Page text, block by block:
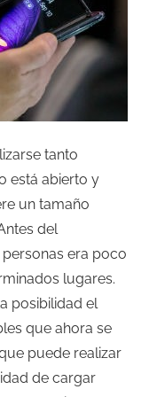
tanto
está abierto y
un tamaño
del
era poco
lugares.
posibilidad el
que ahora se
puede realizar
de cargar